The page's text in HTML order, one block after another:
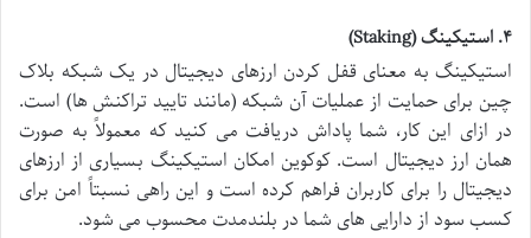
۴. استیکینگ (Staking)
استیکینگ به معنای قفل کردن ارزهای دیجیتال در یک شبکه بلاک
چین برای حمایت از عملیات آن شبکه (مانند تایید تراکنش ها) است.
در ازای این کار، شما پاداش دریافت می کنید که معمولاً به صورت
همان ارز دیجیتال است. کوکوین امکان استیکینگ بسیاری از ارزهای
دیجیتال را برای کاربران فراهم کرده است و این راهی نسبتاً امن برای
کسب سود از دارایی های شما در بلندمدت محسوب می شود.